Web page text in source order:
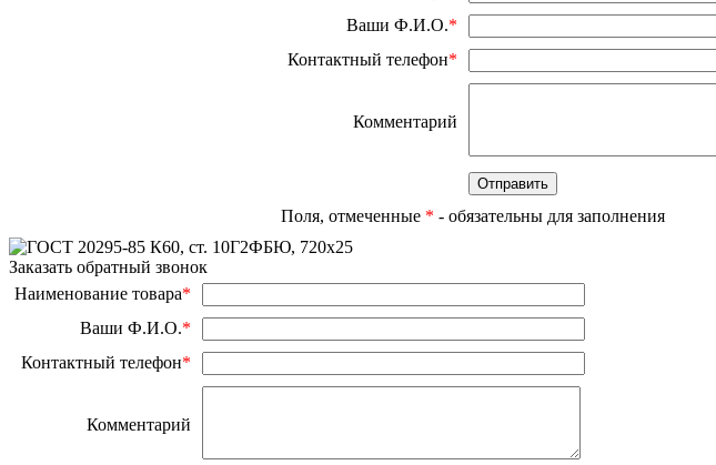
Ваши Ф.И.О.*
Контактный телефон*
Комментарий
Поля, отмеченные * - обязательны для заполнения
Заказать обратный звонок
Наименование товара*
Ваши Ф.И.О.*
Контактный телефон*
Комментарий